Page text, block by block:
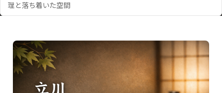
理と落ち着いた空間